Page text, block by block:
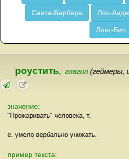
Санта-Барбара Лос-
Лонг-Бич
роустить, глагол (геймеры,
значение:
"Прожаривать" человека, т.
е. умело вербально унижать.
пример текста: